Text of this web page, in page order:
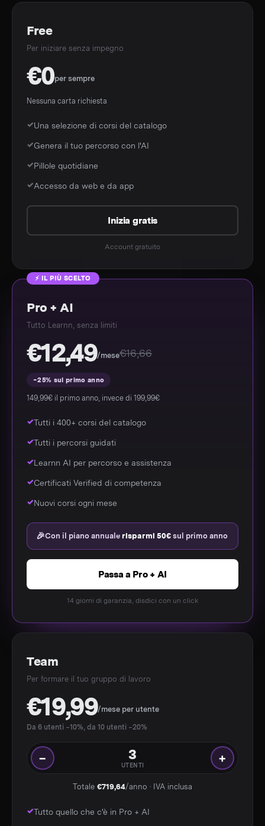
Free
Per iniziare senza impegno
€0per sempre
Nessuna carta richiesta
Una selezione di corsi del catalogo
Genera il tuo percorso con l'AI
Pillole quotidiane
Accesso da web e da app
Inizia gratis
Account gratuito
⚡ IL PIÙ SCELTO
Pro + AI
Tutto Learnn, senza limiti
€12,49/mese€16,66
−25% sul primo anno
149,99€ il primo anno, invece di 199,99€
Tutti i 400+ corsi del catalogo
Tutti i percorsi guidati
Learnn AI per percorso e assistenza
Certificati Verified di competenza
Nuovi corsi ogni mese
🎉Con il piano annuale risparmi 50€ sul primo anno
Passa a Pro + AI
14 giorni di garanzia, disdici con un click
Team
Per formare il tuo gruppo di lavoro
€19,99/mese per utente
Da 6 utenti −10%, da 10 utenti −20%
− 3
UTENTI
+
Totale €719,64/anno · IVA inclusa
Tutto quello che c'è in Pro + AI